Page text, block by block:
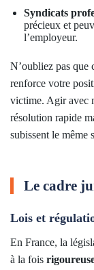
Syndicats
précieux et
l’employeur.
N’oubliez pas que
renforce votre
victime. Agir avec
résolution rapide
subissent le même
Le cadre
Lois et
En France, la
à la fois